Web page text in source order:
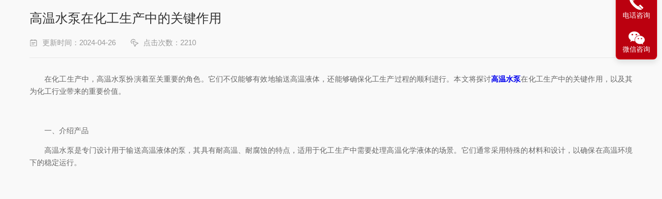
高温水泵在化工生产中的关键作用
更新时间：2024-04-26 点击次数：2210
在化工生产中，高温水泵扮演着至关重要的角色。它们不仅能够有效地输送高温液体，还能够确保化工生产过程的顺利进行。本文将探讨高温水泵在化工生产中的关键作用，以及其
为化工行业带来的重要价值。
一、介绍产品
高温水泵是专门设计用于输送高温液体的泵，其具有耐高温、耐腐蚀的特点，适用于化工生产中需要处理高温化学液体的场景。它们通常采用特殊的材料和设计，以确保在高温环境
下的稳定运行。
电话咨询
微信咨询